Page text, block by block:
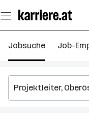
Seiteninhalt
springen
Jobsuche Job-